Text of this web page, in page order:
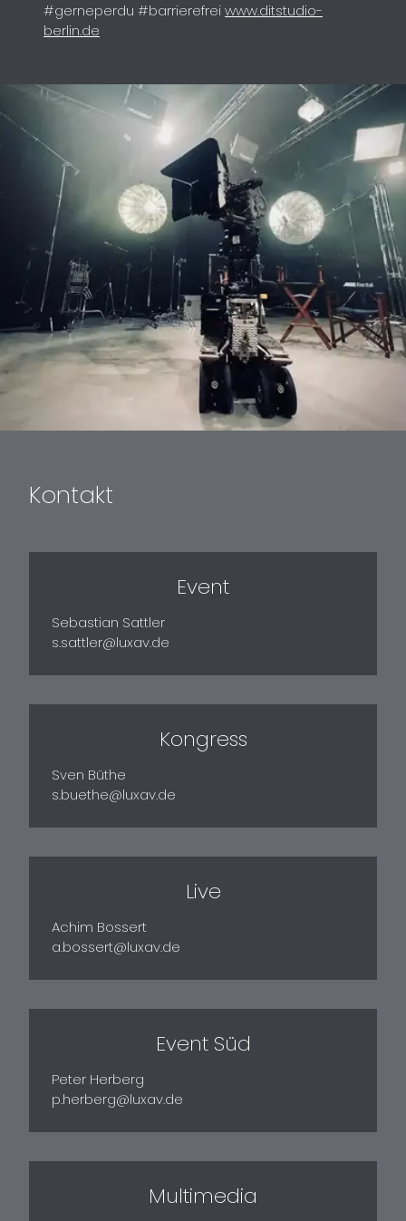
#gerneperdu #barrierefrei www.ditstudio-
berlin.de
Kontakt
Event
Sebastian Sattler
s.sattler@luxav.de
Kongress
Sven Büthe
s.buethe@luxav.de
Live
Achim Bossert
a.bossert@luxav.de
Event Süd
Peter Herberg
p.herberg@luxav.de
Multimedia